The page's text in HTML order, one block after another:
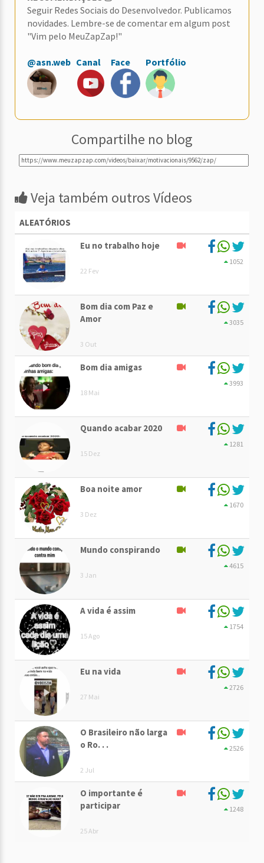
Seguir Redes Sociais do Desenvolvedor. Publicamos
novidades. Lembre-se de comentar em algum post
"Vim pelo MeuZapZap!"
@asn.web Canal Face Portfólio
Compartilhe no blog
Veja também outros Vídeos
ALEATÓRIOS
Eu no trabalho hoje
22 Fev
1052
Bom dia com Paz e
Amor
3 Out
3035
Bom dia amigas
18 Mai
3993
Quando acabar 2020
15 Dez
1281
Boa noite amor
3 Dez
1670
Mundo conspirando
3 Jan
4615
A vida é assim
15 Ago
1754
Eu na vida
27 Mai
2726
O Brasileiro não larga
o Ro. . .
2 Jul
2526
O importante é
participar
25 Abr
1248